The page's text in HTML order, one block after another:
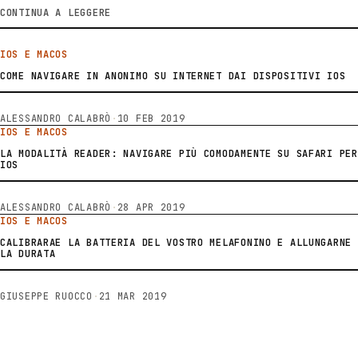
CONTINUA A LEGGERE
IOS E MACOS
COME NAVIGARE IN ANONIMO SU INTERNET DAI DISPOSITIVI IOS
ALESSANDRO CALABRÒ · 10 FEB 2019
IOS E MACOS
LA MODALITÀ READER: NAVIGARE PIÙ COMODAMENTE SU SAFARI PER
IOS
ALESSANDRO CALABRÒ · 28 APR 2019
IOS E MACOS
CALIBRARAE LA BATTERIA DEL VOSTRO MELAFONINO E ALLUNGARNE
LA DURATA
GIUSEPPE RUOCCO · 21 MAR 2019